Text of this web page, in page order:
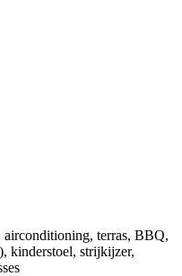
airconditioning, terras, BBQ,
, kinderstoel, strijkijzer,